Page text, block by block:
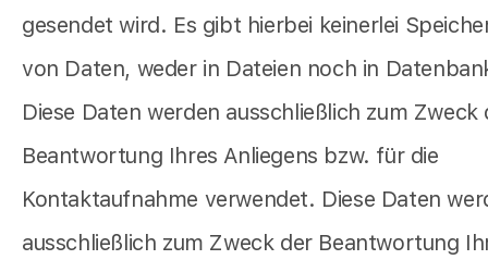
gesendet wird. Es gibt hierbei keinerlei
von Daten, weder in Dateien noch in
Diese Daten werden ausschließlich zum Zweck
Beantwortung Ihres Anliegens bzw. für die
Kontaktaufnahme verwendet. Diese Daten
ausschließlich zum Zweck der Beantwortung